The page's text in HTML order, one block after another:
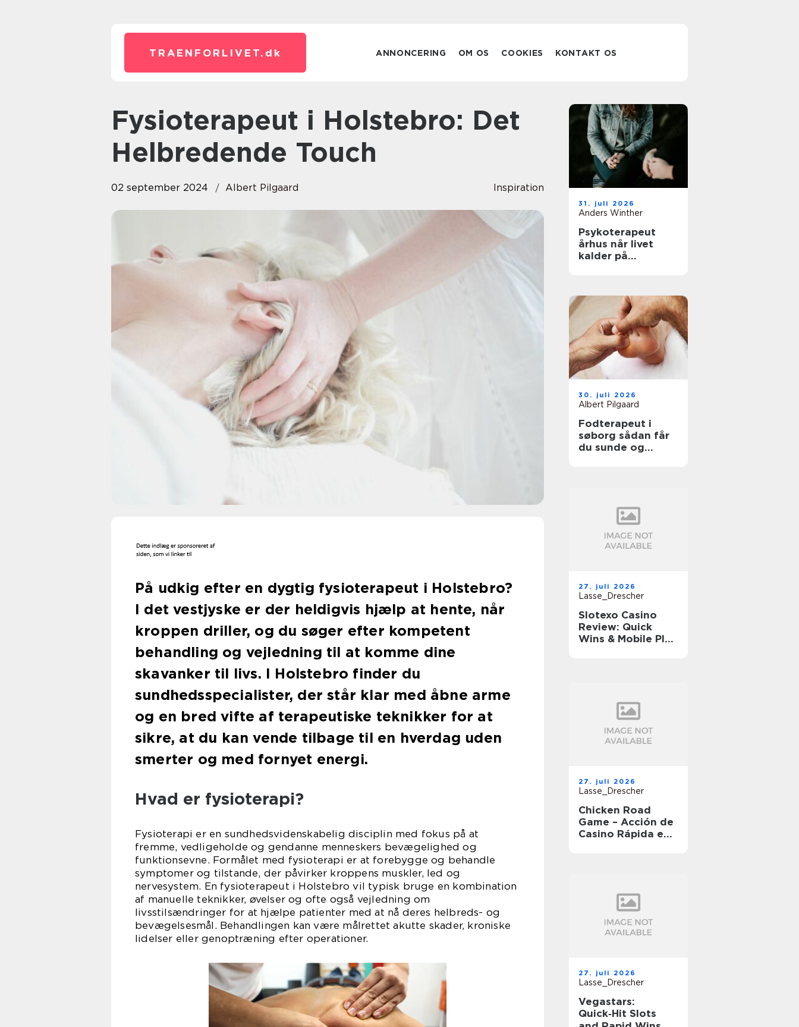
TRAENFORLIVET. dk ANNONCERING OM OS COOKIES KONTAKT OS
Fysioterapeut i Holstebro: Det
Helbredende Touch
02 september 2024 Albert Pilgaard Inspiration
På udkig efter en dygtig fysioterapeut i Holstebro?
I det vestjyske er der heldigvis hjælp at hente, når
kroppen driller, og du søger efter kompetent
behandling og vejledning til at komme dine
skavanker til livs. I Holstebro finder du
sundhedsspecialister, der står klar med åbne arme
og en bred vifte af terapeutiske teknikker for at
sikre, at du kan vende tilbage til en hverdag uden
smerter og med fornyet energi.
Hvad er fysioterapi?
Fysioterapi er en sundhedsvidenskabelig disciplin med fokus på at
fremme, vedligeholde og gendanne menneskers bevægelighed og
funktionsevne. Formålet med fysioterapi er at forebygge og behandle
symptomer og tilstande, der påvirker kroppens muskler, led og
nervesystem. En fysioterapeut i Holstebro vil typisk bruge en kombination
af manuelle teknikker, øvelser og ofte også vejledning om
livsstilsændringer for at hjælpe patienter med at nå deres helbreds- og
bevægelsesmål. Behandlingen kan være målrettet akutte skader, kroniske
lidelser eller genoptræning efter operationer.
31. juli 2026
Anders Winther
Psykoterapeut
århus når livet
kalder på
30. juli 2026
Albert Pilgaard
Fodterapeut i
søborg sådan får
du sunde og
27. juli 2026
Lasse_Drescher
Slotexo Casino
Review: Quick
Wins & Mobile Play
27. juli 2026
Lasse_Drescher
Chicken Road
Game – Acción de
Casino Rápida en
27. juli 2026
Lasse_Drescher
Vegastars:
Quick‑Hit Slots